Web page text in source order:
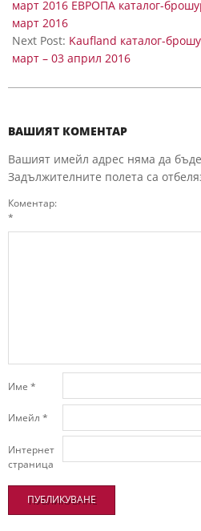
март 2016 ЕВРОПА каталог-
март 2016
Next Post: Kaufland каталог-
март – 03 април 2016
ВАШИЯТ КОМЕНТАР
Вашият имейл адрес няма да
Задължителните полета са
Коментар:
*
Име *
Имейл *
Интернет
страница